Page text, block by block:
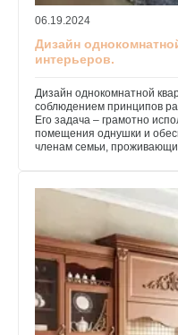
06.19.2024
Дизайн
интерьеров.
Дизайн однокомнатной
соблюдением принципов
Его задача – грамотно
помещения однушки и
членам семьи,